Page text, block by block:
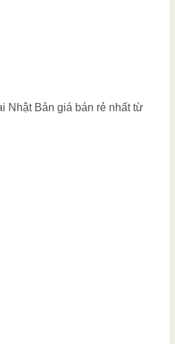
Nhật Bản giá bán rẻ nhất từ